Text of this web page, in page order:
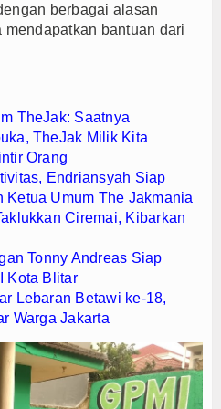
berbagai alasan
bantuan dari
TheJak: Saatnya
TheJak Milik Kita
Orang
Endriansyah Siap
Ketua Umum The Jakmania
Ciremai, Kibarkan
Tonny Andreas Siap
Kota Blitar
Lebaran Betawi ke-18,
Warga Jakarta